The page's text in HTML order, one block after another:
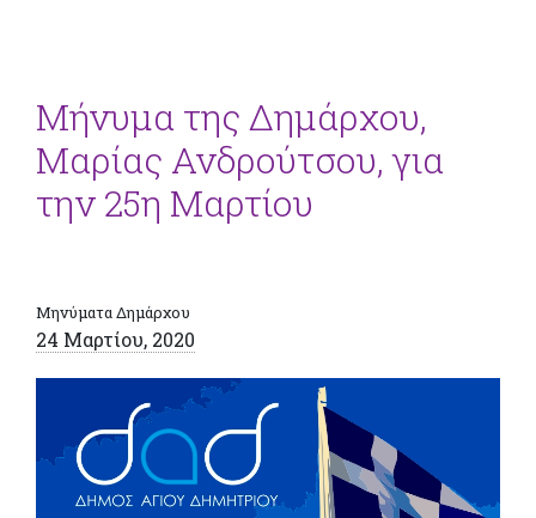
Μήνυμα της Δημάρχου,
Μαρίας Ανδρούτσου, για
την 25η Μαρτίου
Μηνύματα Δημάρχου
24 Μαρτίου, 2020